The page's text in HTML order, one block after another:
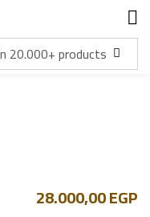
28.000,00EGP